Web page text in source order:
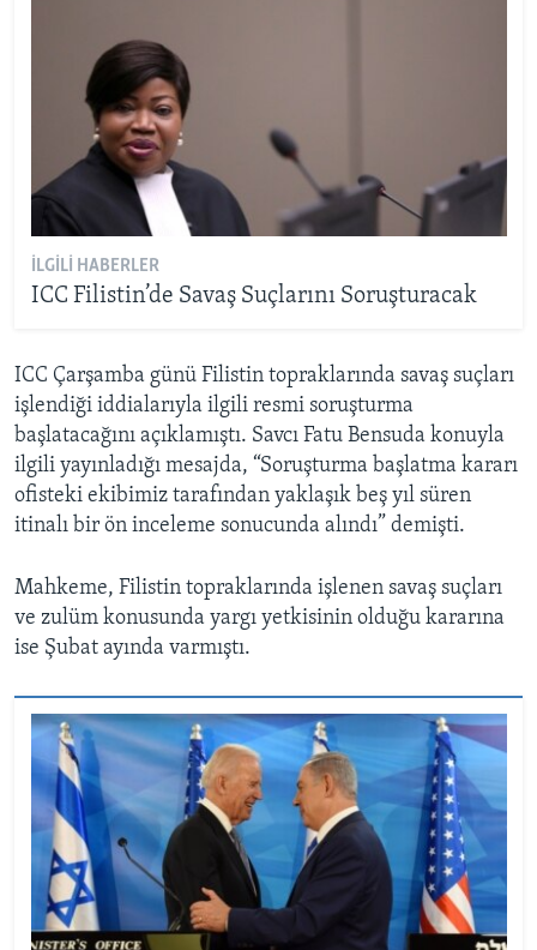
İLGILI HABERLER
ICC Filistin’de Savaş Suçlarını Soruşturacak
ICC Çarşamba günü Filistin topraklarında savaş suçları
işlendiği iddialarıyla ilgili resmi soruşturma
başlatacağını açıklamıştı. Savcı Fatu Bensuda konuyla
ilgili yayınladığı mesajda, “Soruşturma başlatma kararı
ofisteki ekibimiz tarafından yaklaşık beş yıl süren
itinalı bir ön inceleme sonucunda alındı” demişti.
Mahkeme, Filistin topraklarında işlenen savaş suçları
ve zulüm konusunda yargı yetkisinin olduğu kararına
ise Şubat ayında varmıştı.